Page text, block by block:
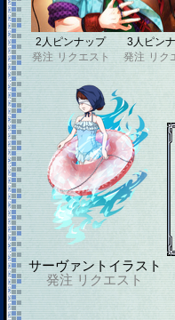
2人ピンナップ
発注 リクエスト
3人ピン
発注 リク
サーヴァントイラスト
発注 リクエスト